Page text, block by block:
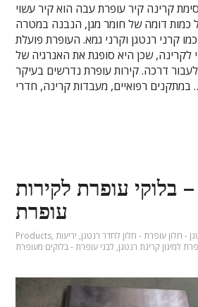
קרינה קיר עופרת עבה הוא קיר עשוי
כמות דומה של חומר מגן, הנבנה במטרה
קרני רנטגן וקרני גמא. העופרת פועלת
לקרינה, שכן היא סופגת את האנרגיה של
דרכה. קירות עופרת נדרשים בעיקר
קרינה, חדרי …
בלוקי עופרת לקירות
עופרת
Products, - חלון עופרת - חלון לחדר רנטגן, יריעות
למיגון קרינת רנטגן, לבני עופרת - בלוקים מעופרת